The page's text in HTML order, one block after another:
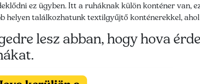
ez ügyben. Itt a ruháknak külön konténer van,
helyen találkozhatunk textilgyűjtő konténerekkel,
lesz abban, hogy hova